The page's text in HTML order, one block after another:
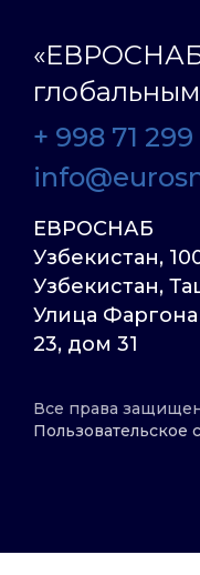
+ 998 71
ЕВРОСНАБ
Узбекистан,
Узбекистан,
Улица
23, дом 31
Все права
Пользовательское